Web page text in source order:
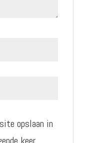
opslaan in